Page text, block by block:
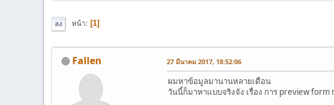
ลง หน้า 1
Fallen 27 มีนาคม 2017, 18:52:06
ผมหาข้อมูลมานานหลายเดือน
วันนี้ก็มาหาแบบจริงจัง เรื่อง การ preview form